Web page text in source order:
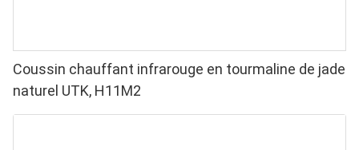
Coussin chauffant infrarouge en tourmaline de jade
naturel UTK, H11M2